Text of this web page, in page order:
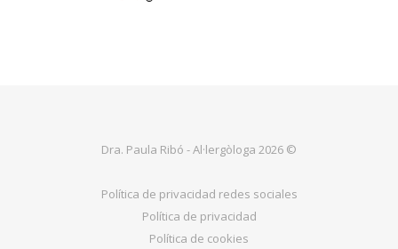
Dra. Paula Ribó - Al·lergòloga 2026 ©
Política de privacidad redes sociales
Política de privacidad
Política de cookies